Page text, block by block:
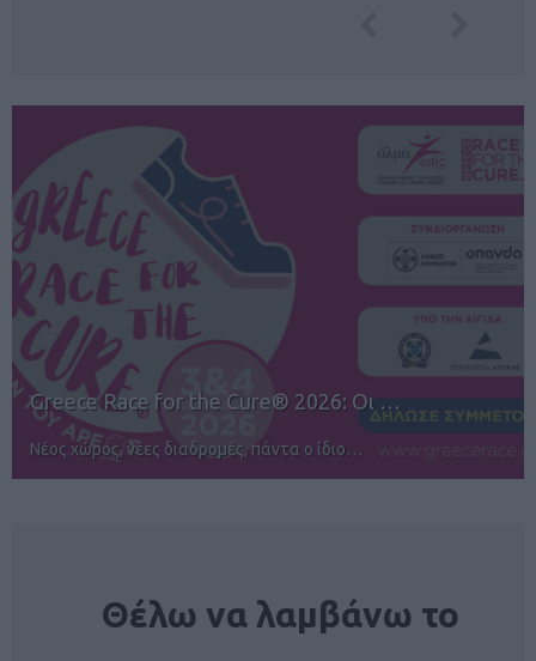
12ος TUI Rhodes Marathon: Άνοιγμα ε…
Αγώνες για όλους στην Ρόδο
Θέλω να λαμβάνω το